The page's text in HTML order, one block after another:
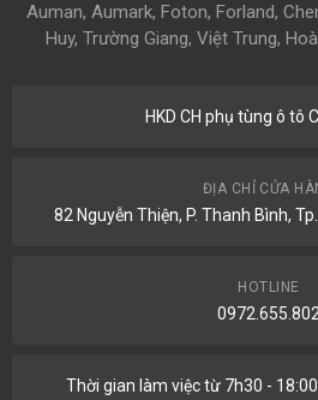
Auman, Aumark, Foton, Forland,
Huy, Trường Giang, Việt Trung,
HKD CH phụ tùng ô tô
ĐỊA CHỈ CỬA
82 Nguyễn Thiện, P. Thanh Bình,
HOTLINE
0972.655.802
Thời gian làm việc từ 7h30 -